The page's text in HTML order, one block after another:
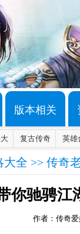
版本相关
复古传奇 英雄
大全 >> 传奇
你驰骋江
作者：传奇